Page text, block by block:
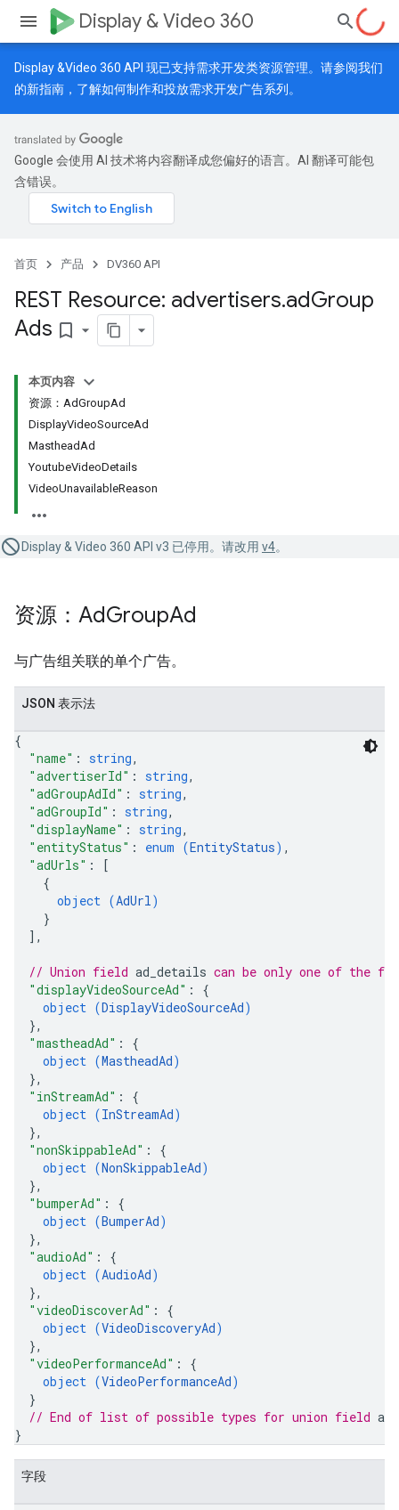
Display & Video 360
Display &Video 360 API 现已支持需求开发类资源管理。请参阅我们
的新指南 ，了解如何制作和投放需求开发广告系列。
Google 会使用 AI 技术将内容翻译成您偏好的语言。AI 翻译可能包
含错误。
首页 产品 DV360 API
REST Resource: advertisers.adGroup
Ads bookmark_border
本页内容
资源：AdGroupAd
DisplayVideoSourceAd
MastheadAd
YoutubeVideoDetails
VideoUnavailableReason
Display & Video 360 API v3 已停用。请改用 v4。
资源：AdGroupAd
与广告组关联的单个广告。
JSON 表示法
{
"name" : string,
"advertiserId" : string,
"adGroupAdId" : string,
"adGroupId" : string,
"displayName" : string,
"entityStatus" : enum (EntityStatus) ,
"adUrls" :
[
{
object (AdUrl)
}
] ,
// Union field ad_details can be only one of the
"displayVideoSourceAd" : {
object (DisplayVideoSourceAd)
},
"mastheadAd" : {
object (MastheadAd)
},
"inStreamAd" : {
object (InStreamAd)
},
"nonSkippableAd" : {
object (NonSkippableAd)
},
"bumperAd" : {
object (BumperAd)
},
"audioAd" : {
object (AudioAd)
},
"videoDiscoverAd" : {
object (VideoDiscoveryAd)
},
"videoPerformanceAd" : {
object (VideoPerformanceAd)
}
// End of list of possible types for union field
}
字段